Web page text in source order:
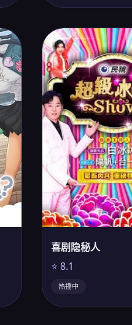
喜剧隐秘人
⭐ 8.1
热播中